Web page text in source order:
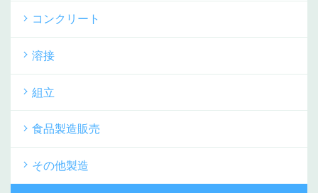
コンクリート
溶接
組立
食品製造販売
その他製造